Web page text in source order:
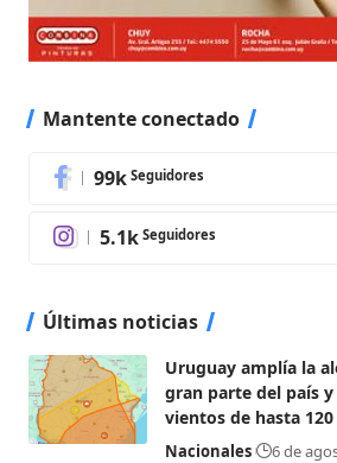
Mantente conectado
99k Seguidores
5.1k Seguidores
Últimas noticias
Uruguay amplía la
gran parte del país
vientos de hasta
Nacionales 6 de